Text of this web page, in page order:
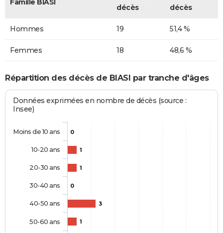
Famille BIASI
décès
décès
Hommes 19 51,4 %
Femmes 18 48,6 %
Répartition des décès de BIASI par tranche d'âges
Données exprimées en nombre de décès (source :
Insee)
0
1
1
0
3
1
Moins de 10 ans
10-20 ans
20-30 ans
30-40 ans
40-50 ans
50-60 ans